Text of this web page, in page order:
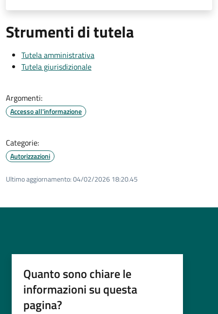
Strumenti di tutela
Tutela amministrativa
Tutela giurisdizionale
Argomenti:
Accesso all'informazione
Categorie:
Autorizzazioni
Ultimo aggiornamento:04/02/2026 18:20.45
Quanto sono chiare le
informazioni su questa
pagina?